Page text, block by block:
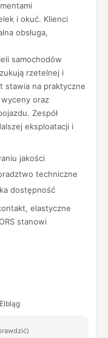
i okuć. Klienci
obsługa,
samochodów
rzetelnej i
stawia na praktyczne
oraz
Zespół
eksploatacji i
jakości
techniczne
dostępność
elastyczne
stanowi